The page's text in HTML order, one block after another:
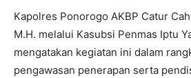
Kapolres Ponorogo AKBP Catur
M.H. melalui Kasubsi Penmas Iptu
mengatakan kegiatan ini dalam
pengawasan penerapan serta